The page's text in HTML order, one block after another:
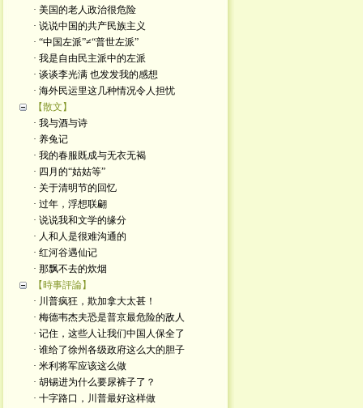
· 美国的老人政治很危险
· 说说中国的共产民族主义
· “中国左派”≠“普世左派”
· 我是自由民主派中的左派
· 谈谈李光满 也发发我的感想
· 海外民运里这几种情况令人担忧
【散文】
· 我与酒与诗
· 养兔记
· 我的春服既成与无衣无褐
· 四月的“姑姑等”
· 关于清明节的回忆
· 过年，浮想联翩
· 说说我和文学的缘分
· 人和人是很难沟通的
· 红河谷遇仙记
· 那飘不去的炊烟
【時事評論】
· 川普疯狂，欺加拿大太甚！
· 梅德韦杰夫恐是普京最危险的敌人
· 记住，这些人让我们中国人保全了
· 谁给了徐州各级政府这么大的胆子
· 米利将军应该这么做
· 胡锡进为什么要尿裤子了？
· 十字路口，川普最好这样做